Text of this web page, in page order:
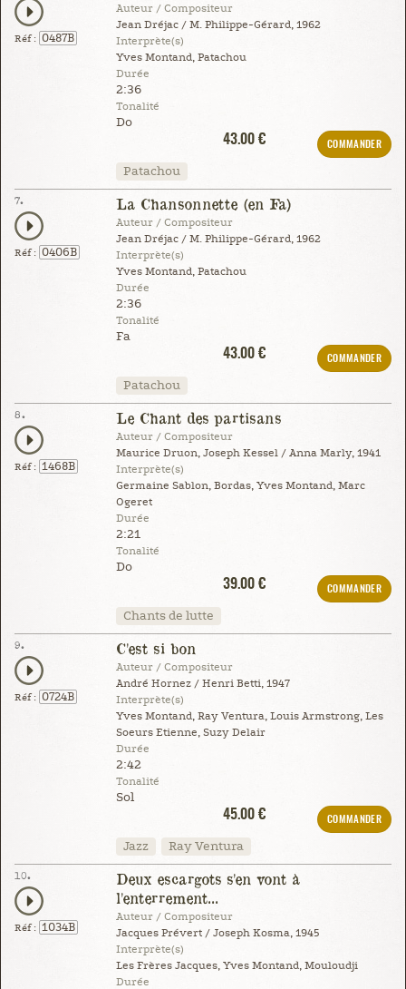
Réf : 0487B
Auteur / Compositeur
Jean Dréjac / M. Philippe-Gérard, 1962
Interprète(s)
Yves Montand, Patachou
Durée
2:36
Tonalité
Do
43.00 €
COMMANDER
Patachou
7.
Réf : 0406B
La Chansonnette (en Fa)
Auteur / Compositeur
Jean Dréjac / M. Philippe-Gérard, 1962
Interprète(s)
Yves Montand, Patachou
Durée
2:36
Tonalité
Fa
43.00 €
COMMANDER
Patachou
8.
Réf : 1468B
Le Chant des partisans
Auteur / Compositeur
Maurice Druon, Joseph Kessel / Anna Marly, 1941
Interprète(s)
Germaine Sablon, Bordas, Yves Montand, Marc
Ogeret
Durée
2:21
Tonalité
Do
39.00 €
COMMANDER
Chants de lutte
9.
Réf : 0724B
C'est si bon
Auteur / Compositeur
André Hornez / Henri Betti, 1947
Interprète(s)
Yves Montand, Ray Ventura, Louis Armstrong, Les
Soeurs Etienne, Suzy Delair
Durée
2:42
Tonalité
Sol
45.00 €
COMMANDER
Jazz Ray Ventura
10.
Réf : 1034B
Deux escargots s'en vont à
l'enterrement...
Auteur / Compositeur
Jacques Prévert / Joseph Kosma, 1945
Interprète(s)
Les Frères Jacques, Yves Montand, Mouloudji
Durée